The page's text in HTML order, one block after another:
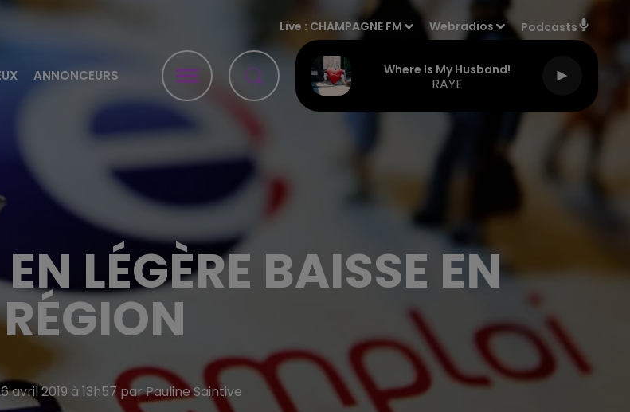
ANNONCEURS
Live : CHAMPAGNE FM Webradios Podcasts
Where Is My Husband!
RAYE
LÉGÈRE BAISSE EN
RÉGION
avril 2019 à 13h57 par Pauline Saintive